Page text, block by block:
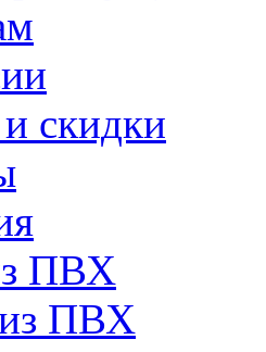
скидки
ПВХ
ПВХ